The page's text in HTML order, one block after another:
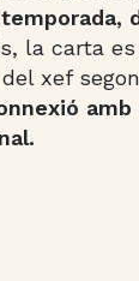
la carta
xef